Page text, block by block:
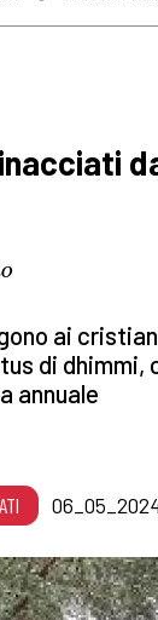
ai
di dhimmi,
annuale